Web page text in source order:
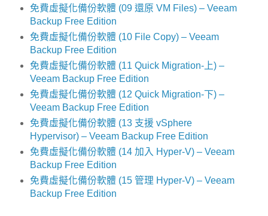
免費虛擬化備份軟體 (09 還原 VM Files) – Veeam
Backup Free Edition
免費虛擬化備份軟體 (10 File Copy) – Veeam
Backup Free Edition
免費虛擬化備份軟體 (11 Quick Migration-上) –
Veeam Backup Free Edition
免費虛擬化備份軟體 (12 Quick Migration-下) –
Veeam Backup Free Edition
免費虛擬化備份軟體 (13 支援 vSphere
Hypervisor) – Veeam Backup Free Edition
免費虛擬化備份軟體 (14 加入 Hyper-V) – Veeam
Backup Free Edition
免費虛擬化備份軟體 (15 管理 Hyper-V) – Veeam
Backup Free Edition